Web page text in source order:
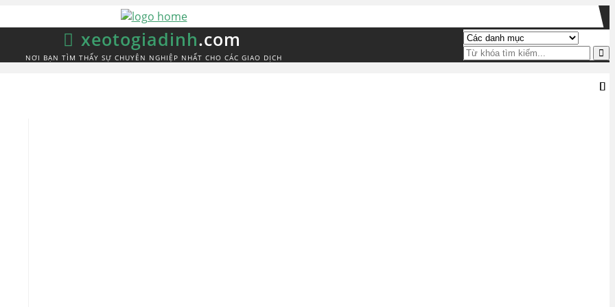
xeotogiadinh.com
NƠI BẠN TÌM THẤY SỰ CHUYÊN NGHIỆP NHẤT CHO CÁC GIAO DỊCH